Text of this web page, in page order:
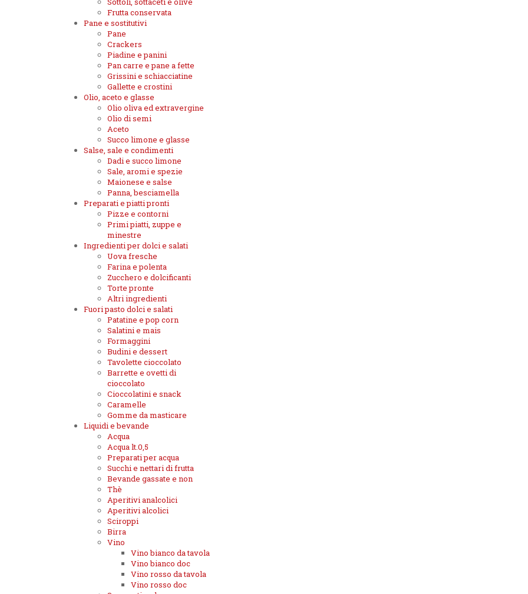
Frutta conservata
Pane e sostitutivi
Pane
Crackers
Piadine e panini
Pan carre e pane a fette
Grissini e schiacciatine
Gallette e crostini
Olio, aceto e glasse
Olio oliva ed extravergine
Olio di semi
Aceto
Succo limone e glasse
Salse, sale e condimenti
Dadi e succo limone
Sale, aromi e spezie
Maionese e salse
Panna, besciamella
Preparati e piatti pronti
Pizze e contorni
Primi piatti, zuppe e
minestre
Ingredienti per dolci e salati
Uova fresche
Farina e polenta
Zucchero e dolcificanti
Torte pronte
Altri ingredienti
Fuori pasto dolci e salati
Patatine e pop corn
Salatini e mais
Formaggini
Budini e dessert
Tavolette cioccolato
Barrette e ovetti di
cioccolato
Cioccolatini e snack
Caramelle
Gomme da masticare
Liquidi e bevande
Acqua
Acqua lt.0,5
Preparati per acqua
Succhi e nettari di frutta
Bevande gassate e non
Thè
Aperitivi analcolici
Aperitivi alcolici
Sciroppi
Birra
Vino
Vino bianco da tavola
Vino bianco doc
Vino rosso da tavola
Vino rosso doc